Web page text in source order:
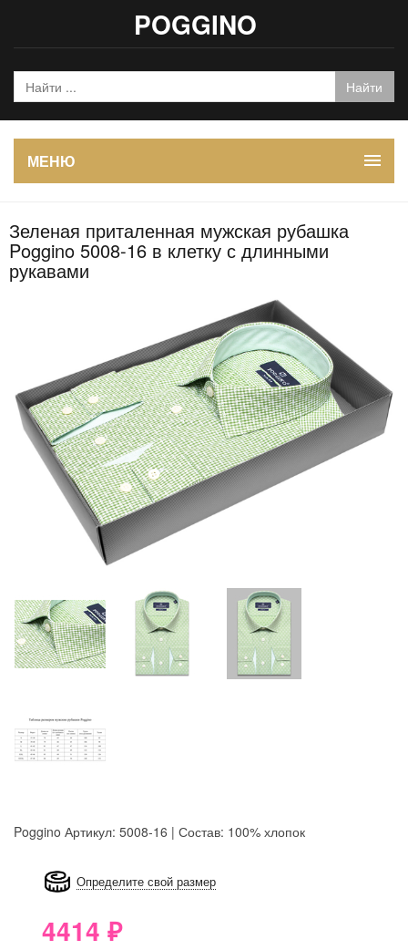
POGGINO
МЕНЮ
Зеленая приталенная мужская рубашка
Poggino 5008-16 в клетку с длинными
рукавами
Poggino Артикул: 5008-16 | Состав: 100% хлопок
Определите свой размер
4414 ₽